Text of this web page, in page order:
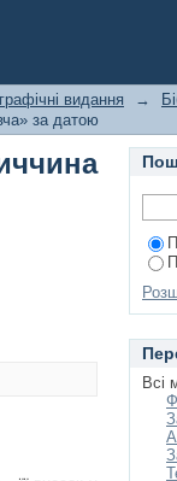
видання →
за датою
Всі